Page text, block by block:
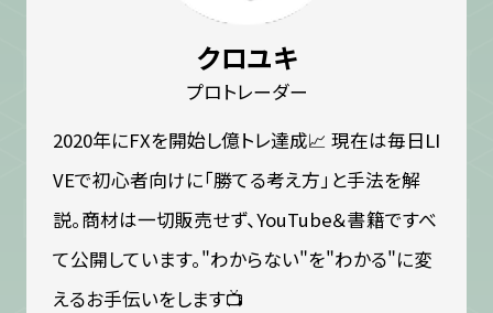
クロユキ
プロトレーダー
2020年にFXを開始し億トレ達成📈 現在は毎日LI
VEで初心者向けに「勝てる考え方」と手法を解
説。商材は一切販売せず、YouTube＆書籍ですべ
て公開しています。"わからない"を"わかる"に変
えるお手伝いをします📺